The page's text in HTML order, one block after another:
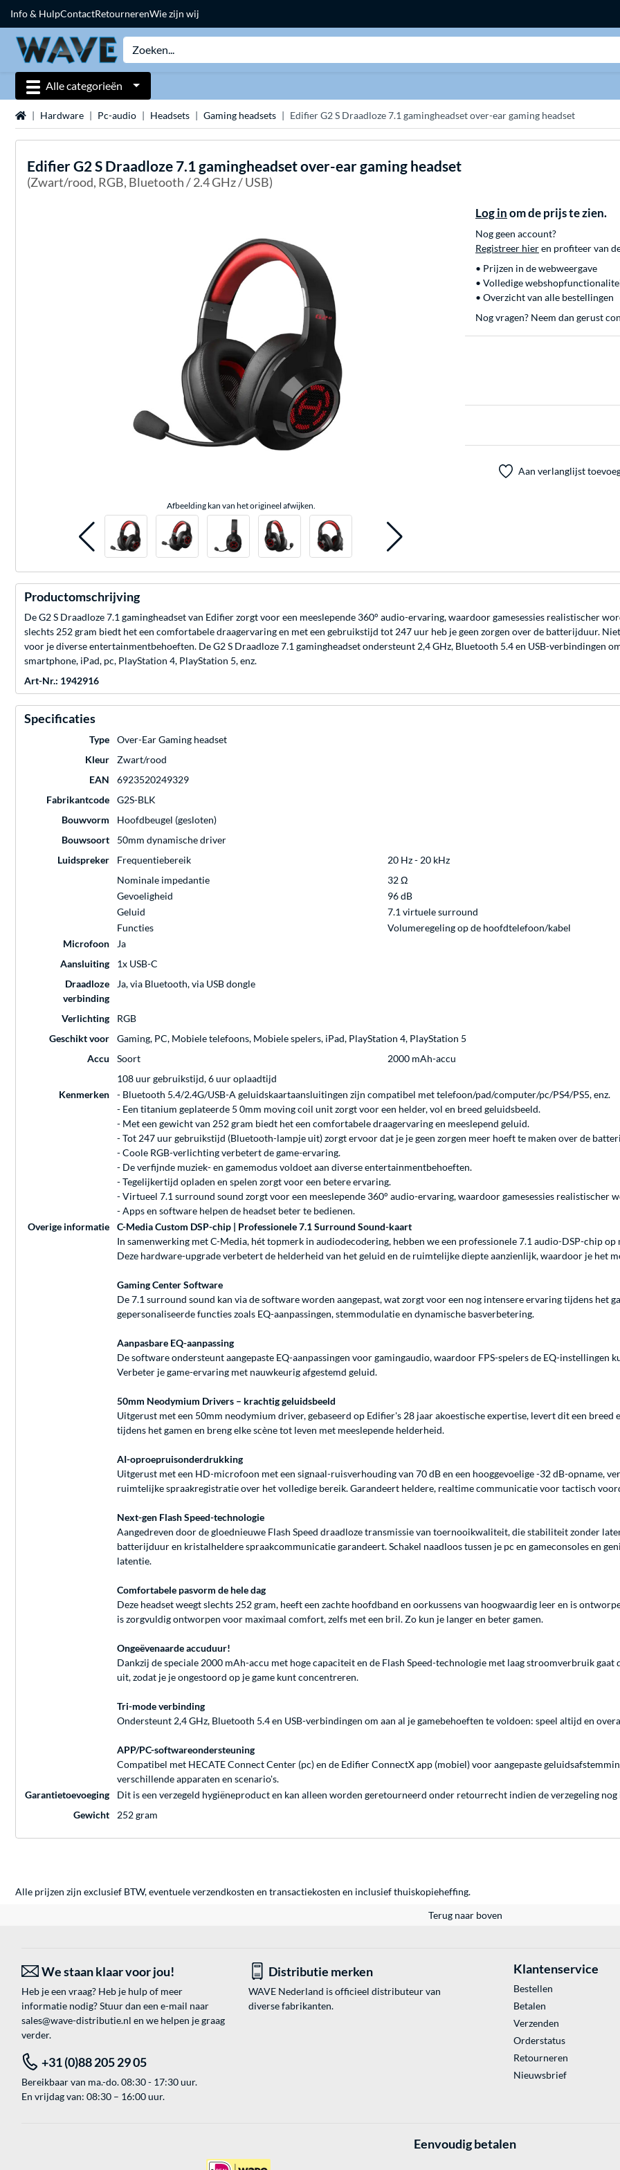
Info & HulpContactRetournerenWie zijn wij
Alle categorieën
Home Hardware Pc-audio Headsets Gaming headsets Edifier G2 S Draadloze 7.1 gamingheadset over-ear gaming headset
EdifierG2 S Draadloze 7.1 gamingheadset over-ear gaming headset
(Zwart/rood, RGB, Bluetooth / 2.4 GHz / USB)
Afbeelding kan van het origineel afwijken.
Log in om de prijs te zien.
Nog geen account?
Registreer hieren profiteer van
• Prijzen in de webweergave
• Volledige
• Overzicht van alle bestellingen
Nog vragen? Neem dan gerust
Aan verlanglijst
Productomschrijving
De G2 S Draadloze 7.1 gamingheadset van Edifier zorgt voor een meeslepende 360° audio-ervaring, waardoor gamesessies realistischer
slechts 252 gram biedt het een comfortabele draagervaring en met een gebruikstijd tot 247 uur heb je geen zorgen over de batterijduur.
voor je diverse entertainmentbehoeften. De G2 S Draadloze 7.1 gamingheadset ondersteunt 2,4 GHz, Bluetooth 5.4 en USB-verbindingen
smartphone, iPad, pc, PlayStation 4, PlayStation 5, enz.
Art-Nr.: 1942916
Specificaties
Type
Over-Ear Gaming headset
Kleur
Zwart/rood
EAN
6923520249329
Fabrikantcode
G2S-BLK
Bouwvorm
Hoofdbeugel (gesloten)
Bouwsoort
50mm dynamische driver
Luidspreker
Frequentiebereik
20 Hz - 20 kHz
Nominale impedantie
32 Ω
Gevoeligheid
96 dB
Geluid
7.1 virtuele surround
Functies
Volumeregeling op de hoofdtelefoon/kabel
Microfoon
Ja
Aansluiting
1x USB-C
Draadloze
verbinding
Ja, via Bluetooth, via USB dongle
Verlichting
RGB
Geschikt voor
Gaming, PC, Mobiele telefoons, Mobiele spelers, iPad, PlayStation 4, PlayStation 5
Accu
Soort
2000 mAh-accu
108 uur gebruikstijd, 6 uur oplaadtijd
Kenmerken
- Bluetooth 5.4/2.4G/USB-A geluidskaartaansluitingen zijn compatibel met telefoon/pad/computer/pc/PS4/PS5, enz.
- Een titanium geplateerde 5 0mm moving coil unit zorgt voor een helder, vol en breed geluidsbeeld.
- Met een gewicht van 252 gram biedt het een comfortabele draagervaring en meeslepend geluid.
- Tot 247 uur gebruikstijd (Bluetooth-lampje uit) zorgt ervoor dat je je geen zorgen meer hoeft te maken over de
- Coole RGB-verlichting verbetert de game-ervaring.
- De verfijnde muziek- en gamemodus voldoet aan diverse entertainmentbehoeften.
- Tegelijkertijd opladen en spelen zorgt voor een betere ervaring.
- Virtueel 7.1 surround sound zorgt voor een meeslepende 360° audio-ervaring, waardoor gamesessies realistischer
- Apps en software helpen de headset beter te bedienen.
Overige informatie
C-Media Custom DSP-chip | Professionele 7.1 Surround Sound-kaart
In samenwerking met C-Media, hét topmerk in audiodecodering, hebben we een professionele 7.1 audio-DSP-chip
Deze hardware-upgrade verbetert de helderheid van het geluid en de ruimtelijke diepte aanzienlijk, waardoor je het
Gaming Center Software
De 7.1 surround sound kan via de software worden aangepast, wat zorgt voor een nog intensere ervaring tijdens het
gepersonaliseerde functies zoals EQ-aanpassingen, stemmodulatie en dynamische basverbetering.
Aanpasbare EQ-aanpassing
De software ondersteunt aangepaste EQ-aanpassingen voor gamingaudio, waardoor FPS-spelers de EQ-instellingen
Verbeter je game-ervaring met nauwkeurig afgestemd geluid.
50mm Neodymium Drivers – krachtig geluidsbeeld
Uitgerust met een 50mm neodymium driver, gebaseerd op Edifier's 28 jaar akoestische expertise, levert dit een
tijdens het gamen en breng elke scène tot leven met meeslepende helderheid.
AI-oproepruisonderdrukking
Uitgerust met een HD-microfoon met een signaal-ruisverhouding van 70 dB en een hooggevoelige -32 dB-opname,
ruimtelijke spraakregistratie over het volledige bereik. Garandeert heldere, realtime communicatie voor tactisch
Next-gen Flash Speed-technologie
Aangedreven door de gloednieuwe Flash Speed draadloze transmissie van toernooikwaliteit, die stabiliteit zonder
batterijduur en kristalheldere spraakcommunicatie garandeert. Schakel naadloos tussen je pc en gameconsoles en
latentie.
Comfortabele pasvorm de hele dag
Deze headset weegt slechts 252 gram, heeft een zachte hoofdband en oorkussens van hoogwaardig leer en is
is zorgvuldig ontworpen voor maximaal comfort, zelfs met een bril. Zo kun je langer en beter gamen.
Ongeëvenaarde accuduur!
Dankzij de speciale 2000 mAh-accu met hoge capaciteit en de Flash Speed-technologie met laag stroomverbruik
uit, zodat je je ongestoord op je game kunt concentreren.
Tri-mode verbinding
Ondersteunt 2,4 GHz, Bluetooth 5.4 en USB-verbindingen om aan al je gamebehoeften te voldoen: speel altijd en
APP/PC-softwareondersteuning
Compatibel met HECATE Connect Center (pc) en de Edifier ConnectX app (mobiel) voor aangepaste
verschillende apparaten en scenario's.
Garantietoevoeging
Dit is een verzegeld hygiëneproduct en kan alleen worden geretourneerd onder retourrecht indien de verzegeling nog
Gewicht
252 gram
Alle prijzen zijn exclusief BTW, eventuele verzendkosten en transactiekosten en inclusief thuiskopieheffing.
Terug naar boven
We staan klaar voor jou!
Heb je een vraag? Heb je hulp of meer
informatie nodig? Stuur dan een e-mail naar
sales@wave-distributie.nl en we helpen je graag
verder.
Distributie merken
WAVE Nederland is officieel distributeur van
diverse fabrikanten.
+31 (0)88 205 29 05
Bereikbaar van ma.-do. 08:30 - 17:30 uur.
En vrijdag van: 08:30 – 16:00 uur.
Klantenservice
Bestellen
Betalen
Verzenden
Orderstatus
Retourneren
Nieuwsbrief
Eenvoudig betalen